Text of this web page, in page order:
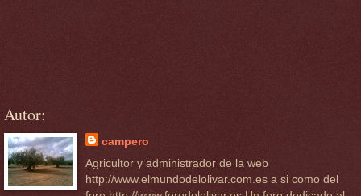
Autor:
campero
Agricultor y administrador de la web
http://www.elmundodelolivar.com.es a si como del